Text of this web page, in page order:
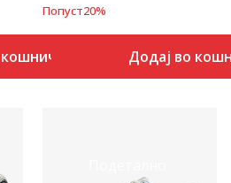
Попуст20%
Додај во